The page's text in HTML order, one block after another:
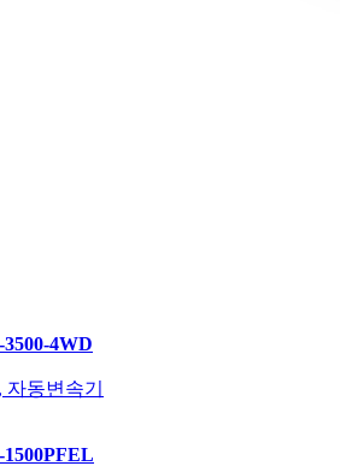
3500-4WD
자동변속기
1500PFEL